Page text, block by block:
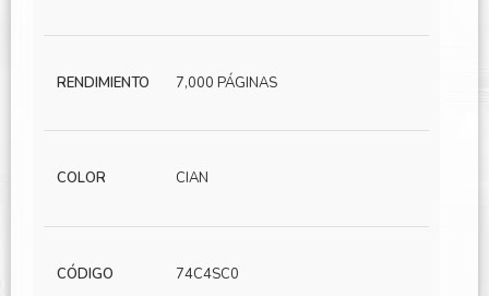
RENDIMIENTO 7,000 PÁGINAS
COLOR CIAN
CÓDIGO 74C4SC0